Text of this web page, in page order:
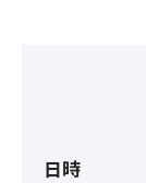
日時